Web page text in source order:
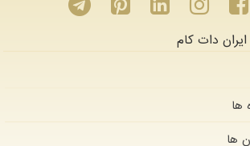
دات کام
ها
ها